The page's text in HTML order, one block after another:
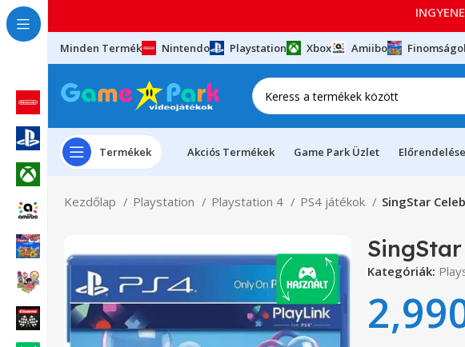
Minden Termék Nintendo Playstation Xbox Amiibo
Termékek Akciós Termékek Game Park Üzlet
Kezdőlap Playstation Playstation 4 PS4 játékok SingStar
Kategóriák: